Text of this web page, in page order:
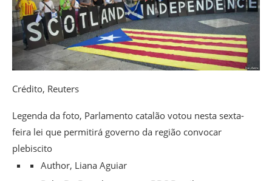
Crédito, Reuters
Legenda da foto, Parlamento catalão votou nesta sexta-
feira lei que permitirá governo da região convocar
plebiscito
Author, Liana Aguiar